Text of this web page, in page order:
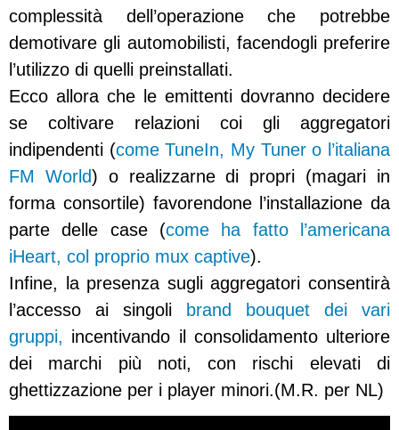
complessità dell’operazione che potrebbe
demotivare gli automobilisti, facendogli preferire
l’utilizzo di quelli preinstallati.
Ecco allora che le emittenti dovranno decidere
se coltivare relazioni coi gli aggregatori
indipendenti (come TuneIn, My Tuner o l’italiana
FM World) o realizzarne di propri (magari in
forma consortile) favorendone l’installazione da
parte delle case (come ha fatto l’americana
iHeart, col proprio mux captive).
Infine, la presenza sugli aggregatori consentirà
l’accesso ai singoli brand bouquet dei vari
gruppi, incentivando il consolidamento ulteriore
dei marchi più noti, con rischi elevati di
ghettizzazione per i player minori.(M.R. per NL)